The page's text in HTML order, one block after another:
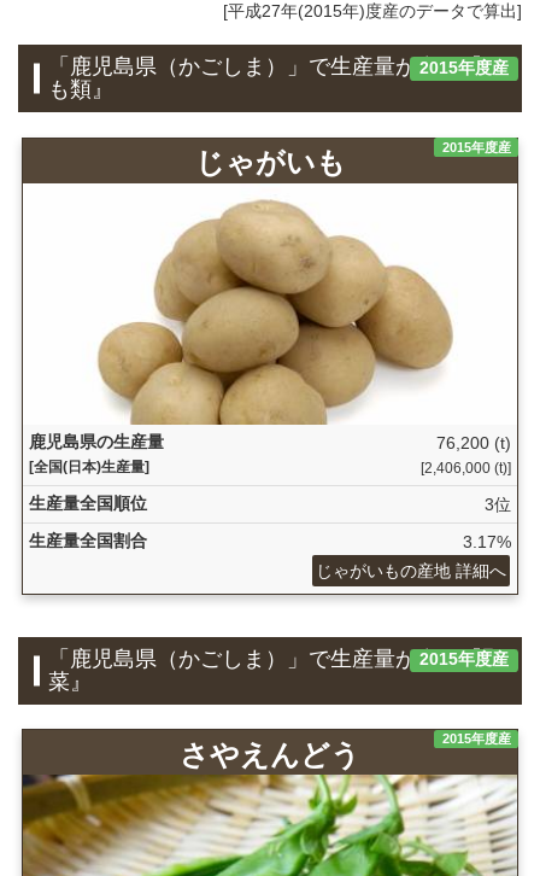
[平成27年(2015年)度産のデータで算出]
2015年度産
「鹿児島県（かごしま）」で生産量が多い『い
も類』
2015年度産
じゃがいも
鹿児島県の生産量
[全国(日本)生産量]
76,200 (t)
[2,406,000 (t)]
生産量全国順位
3位
生産量全国割合
3.17%
じゃがいもの産地 詳細へ
2015年度産
「鹿児島県（かごしま）」で生産量が多い『野
菜』
2015年度産
さやえんどう